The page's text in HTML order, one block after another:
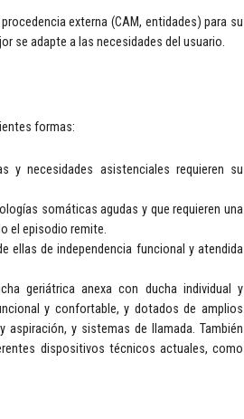
externa (CAM, entidades) para su
se adapte a las necesidades del usuario.
formas:
y necesidades asistenciales requieren su
somáticas agudas y que requieren una
el episodio remite.
ellas de independencia funcional y atendida
geriátrica anexa con ducha individual y
y confortable, y dotados de amplios
y sistemas de llamada. También
dispositivos técnicos actuales, como